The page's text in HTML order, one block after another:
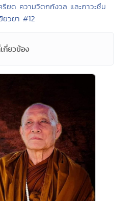
ยด ความวิตกกังวล และภาวะซึม
ยวยา #12
กี่ยวข้อง